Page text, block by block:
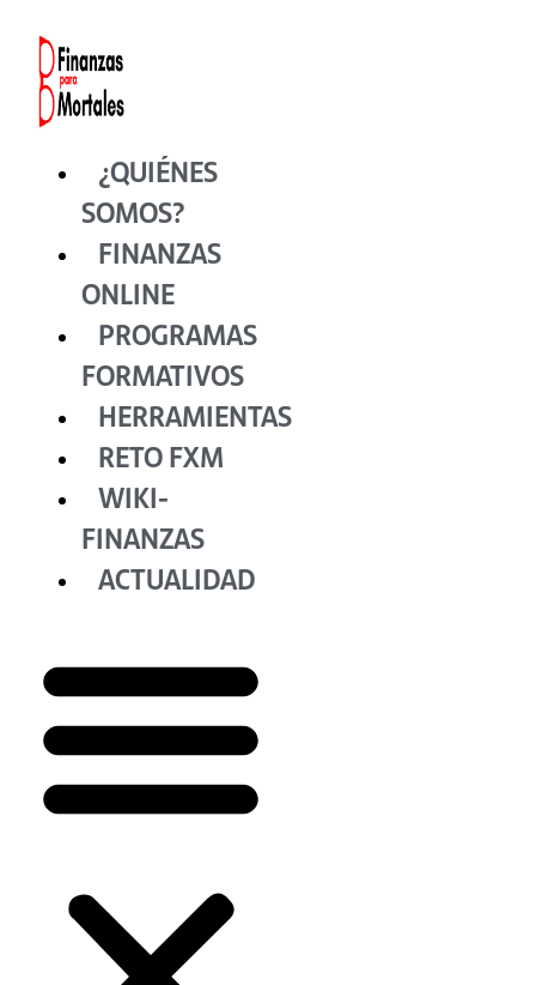
contenido
¿QUIÉNES
SOMOS?
FINANZAS
ONLINE
PROGRAMAS
FORMATIVOS
HERRAMIENTAS
RETO FXM
WIKI-
FINANZAS
ACTUALIDAD